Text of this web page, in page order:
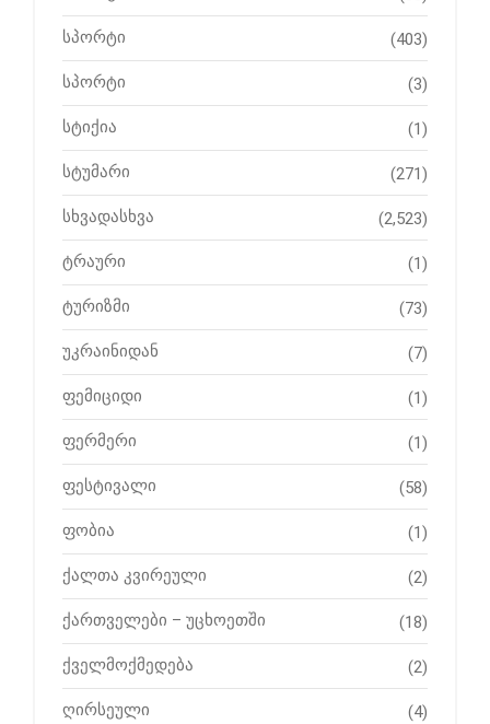
სპორტი (403)
სპორტი (3)
სტიქია (1)
სტუმარი (271)
სხვადასხვა (2,523)
ტრაური (1)
ტურიზმი (73)
უკრაინიდან (7)
ფემიციდი (1)
ფერმერი (1)
ფესტივალი (58)
ფობია (1)
ქალთა კვირეული (2)
ქართველები – უცხოეთში (18)
ქველმოქმედება (2)
ღირსეული (4)